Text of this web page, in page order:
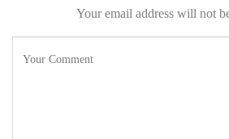
Your email address will not